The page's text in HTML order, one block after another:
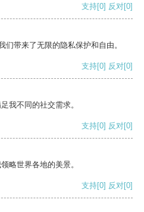
支持[0] 反对[0]
带来了无限的隐私保护和自由。
支持[0] 反对[0]
我不同的社交需求。
支持[0] 反对[0]
略世界各地的美景。
支持[0] 反对[0]